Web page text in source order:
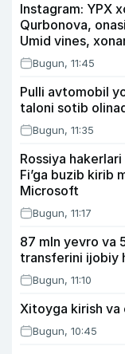
Instagram: YPX
Qurbonova,
Umid vines,
Bugun, 11:45
Pulli avtomobil
taloni sotib
Bugun, 11:35
Rossiya
Fi’ga buzib kirib
Microsoft
Bugun, 11:17
87 mln yevro va
transferini ijobiy
Bugun, 11:10
Xitoyga kirish va
Bugun, 10:45